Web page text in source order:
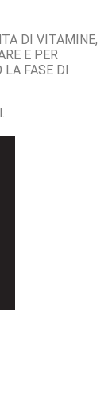
DI VITAMINE,
E PER
LA FASE DI